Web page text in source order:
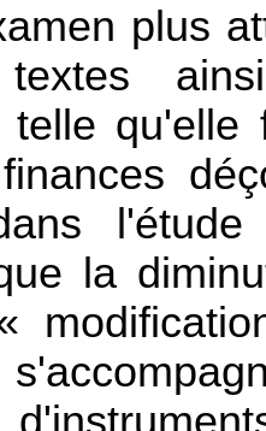
plus
textes
telle
la